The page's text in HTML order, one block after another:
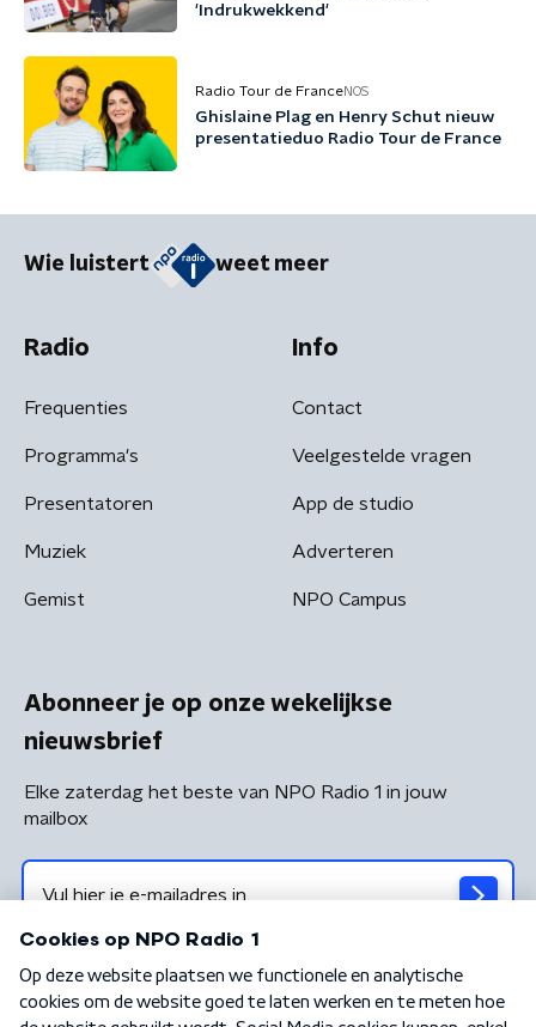
'Indrukwekkend'
Radio Tour de FranceNOS
Ghislaine Plag en Henry Schut nieuw
presentatieduo Radio Tour de France
Wie luistert weet meer
Radio
Frequenties
Programma's
Presentatoren
Muziek
Gemist
Info
Contact
Veelgestelde vragen
App de studio
Adverteren
NPO Campus
Abonneer je op onze wekelijkse
nieuwsbrief
Elke zaterdag het beste van NPO Radio 1 in jouw
mailbox